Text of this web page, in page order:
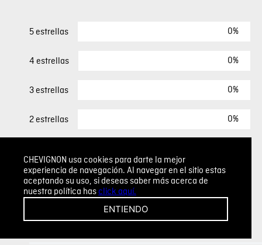
CHEVIGNON usa cookies para darte la mejor
experiencia de navegación. Al navegar en el sitio estas
aceptando su uso, si deseas saber más acerca de
nuestra política hasclick aquí.
ENTIENDO
5 estrellas 0%
4 estrellas 0%
3 estrellas 0%
2 estrellas 0%
ESCRIBIR UN COMENTARIO
Sin comentarios.